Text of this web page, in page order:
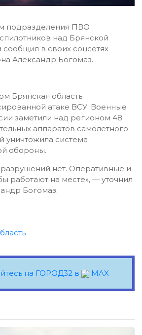
подразделения ПВО
над Брянской
сообщил в своих соцсетях
Александр Богомаз.
Брянская область
атаке ВСУ. Военные
заметили над регионом 48
аппаратов самолетного
уничтожила система
обороны.
нет. Оперативные и
работают на месте», — уточнил
Богомаз.
на ГОРОД32 в MAX